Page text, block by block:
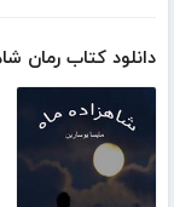
دانلود کتاب رمان